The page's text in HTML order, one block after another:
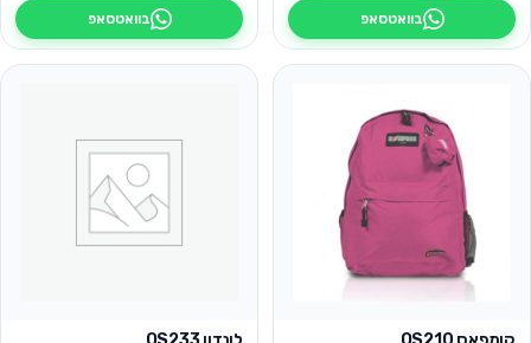
בוואטסאפ בוואטסאפ